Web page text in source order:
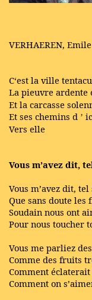
VERHAEREN, Emile
C‘est la ville
La pieuvre ardente
Et la carcasse
Et ses chemins d ’
Vers elle
Vous m’avez dit,
Vous m’avez dit,
Que sans doute les
Soudain nous ont
Pour nous toucher
Vous me parliez
Comme des fruits
Comment
Comment on